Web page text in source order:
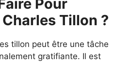
Pour
Tillon ?
tillon peut être une tâche
gratifiante. Il est